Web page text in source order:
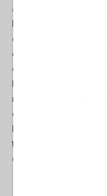
all’endemica rivolta
l’addestramento delle
di idrocarburi e
cruciale Golfo di Aden, a
ed eritrei, si impone una
mediatore nelle perenni
divora fette di Somalia,
tranquilla e ragionevole
conflittualità.